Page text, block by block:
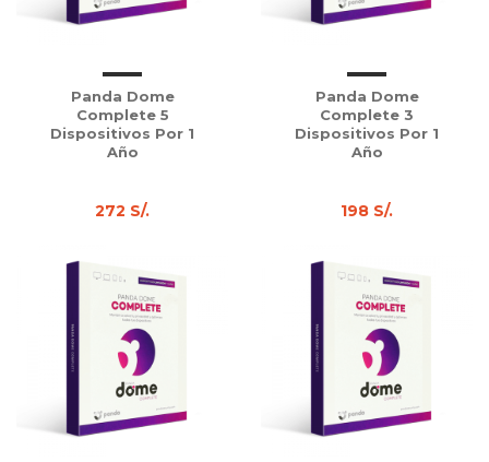
Panda Dome
Complete 5
Dispositivos Por 1
Año
272 S/.
Panda Dome
Complete 3
Dispositivos Por 1
Año
198 S/.